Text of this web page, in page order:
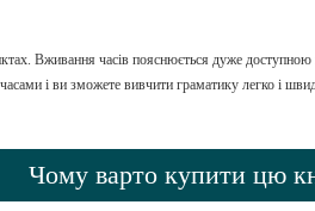
Вживання часів пояснюється дуже
і ви зможете вивчити граматику легко і
Чому варто купити цю